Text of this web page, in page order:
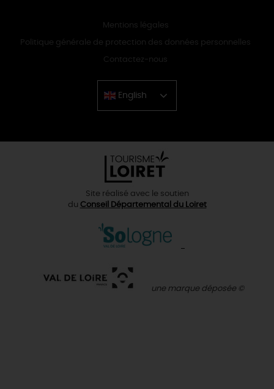
Mentions légales
Politique générale de protection des données personnelles
Contactez-nous
English
Chinese
Site réalisé avec le soutien
du Conseil Départemental du Loiret
une marque déposée ©